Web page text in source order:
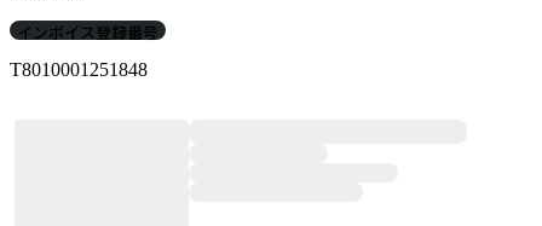
インボイス登録番号
T8010001251848